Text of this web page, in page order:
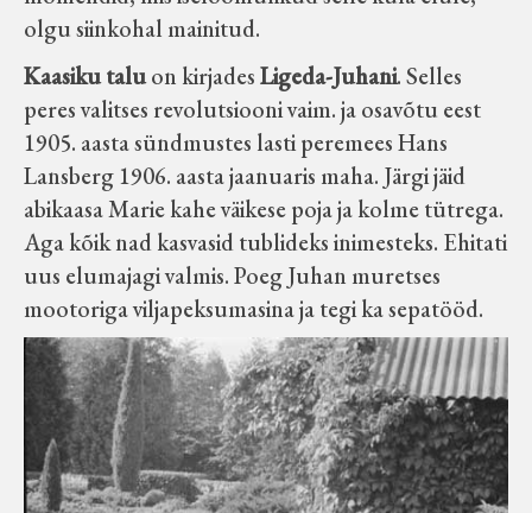
olgu siinkohal mainitud.
Kaasiku taluon kirjadesLigeda-Juhani. Selles
peres valitses revolutsiooni vaim. ja osavõtu eest
1905. aasta sündmustes lasti peremees Hans
Lansberg 1906. aasta jaanuaris maha. Järgi jäid
abikaasa Marie kahe väikese poja ja kolme tütrega.
Aga kõik nad kasvasid tublideks inimesteks. Ehitati
uus elumajagi valmis. Poeg Juhan muretses
mootoriga viljapeksumasina ja tegi ka sepatööd.